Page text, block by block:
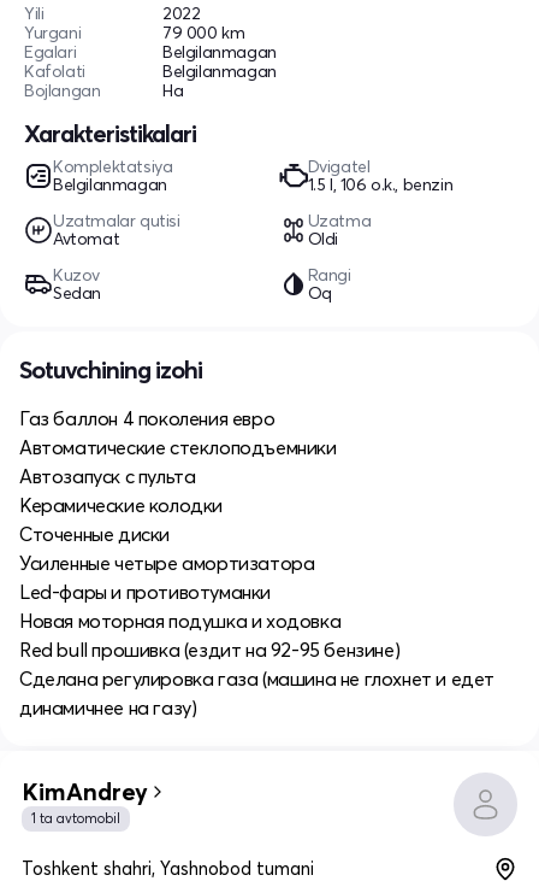
Yili
2022
Yurgani
79 000 km
Egalari
Belgilanmagan
Kafolati
Belgilanmagan
Bojlangan
Ha
Xarakteristikalari
Komplektatsiya
Belgilanmagan
Dvigatel
1.5 l, 106 o.k., benzin
Uzatmalar qutisi
Avtomat
Uzatma
Oldi
Kuzov
Sedan
Rangi
Oq
Sotuvchining izohi
Газ баллон 4 поколения евро
Автоматические стеклоподъемники
Автозапуск с пульта
Керамические колодки
Сточенные диски
Усиленные четыре амортизатора
Led-фары и противотуманки
Новая моторная подушка и ходовка
Red bull прошивка (ездит на 92-95 бензине)
Сделана регулировка газа (машина не глохнет и едет
динамичнее на газу)
KimAndrey
1 ta avtomobil
Toshkent shahri, Yashnobod tumani